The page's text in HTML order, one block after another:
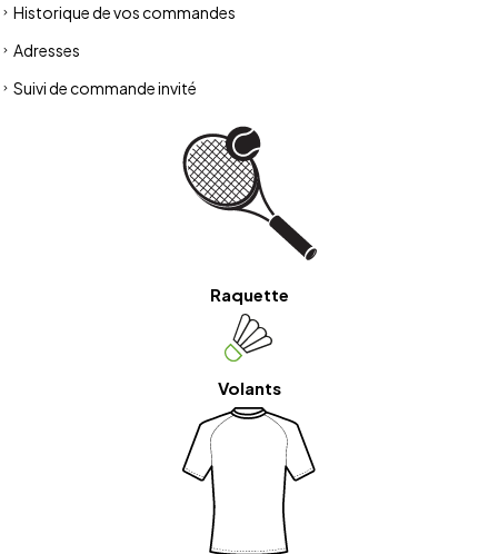
Historique de vos commandes
Adresses
Suivi de commande invité
Raquette
Volants